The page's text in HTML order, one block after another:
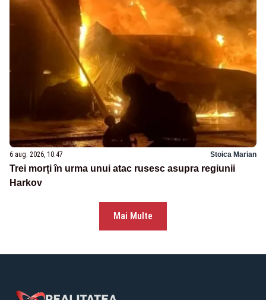
6 aug. 2026, 10:47 Stoica Marian
Trei morți în urma unui atac rusesc asupra regiunii
Harkov
Mai Multe